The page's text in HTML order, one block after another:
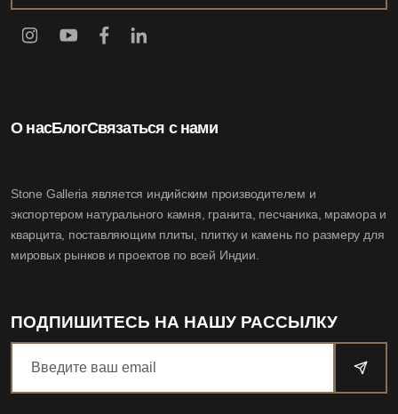
О насБлогСвязаться с нами
Stone Galleria является индийским производителем и
экспортером натурального камня, гранита, песчаника, мрамора и
кварцита, поставляющим плиты, плитку и камень по размеру для
мировых рынков и проектов по всей Индии.
ПОДПИШИТЕСЬ НА НАШУ РАССЫЛКУ